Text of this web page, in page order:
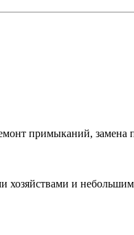
примыканий, замена
и